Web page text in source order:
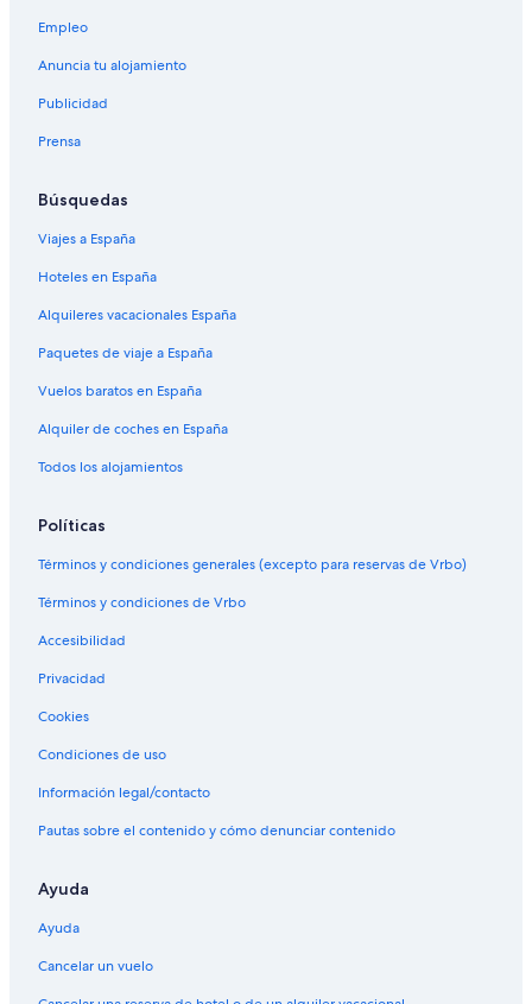
Empleo
Anuncia tu alojamiento
Publicidad
Prensa
Búsquedas
Viajes a España
Hoteles en España
Alquileres vacacionales España
Paquetes de viaje a España
Vuelos baratos en España
Alquiler de coches en España
Todos los alojamientos
Políticas
Términos y condiciones generales (excepto para reservas de Vrbo)
Términos y condiciones de Vrbo
Accesibilidad
Privacidad
Cookies
Condiciones de uso
Información legal/contacto
Pautas sobre el contenido y cómo denunciar contenido
Ayuda
Ayuda
Cancelar un vuelo